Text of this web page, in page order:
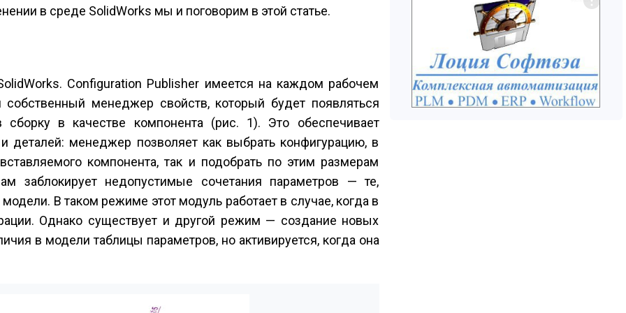
в среде SolidWorks мы и поговорим в этой статье.
Configuration Publisher имеется на каждом рабочем
менеджер свойств, который будет появляться
в качестве компонента (рис. 1). Это обеспечивает
деталей: менеджер позволяет как выбрать конфигурацию, в
компонента, так и подобрать по этим размерам
заблокирует недопустимые сочетания параметров — те,
В таком режиме этот модуль работает в случае, когда в
Однако существует и другой режим — создание новых
в модели таблицы параметров, но активируется, когда она